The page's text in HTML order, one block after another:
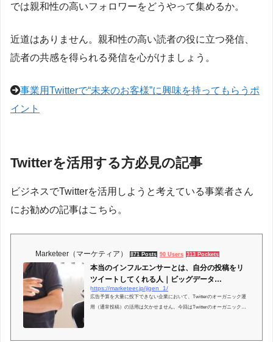
では親和性の高いフォロワーをどうやって集めるか。
近道はありません。親和性の高い読者の役に立つ発信、
読者の共感を得られる発信を心がけましょう。
事業用Twitterで“未来のお客様”に興味を持ってもらうポ
イント
Twitterを活用する方必見の記事
ビジネスでTwitterを活用しようと考えている事業者さん
にお勧めの記事はこちら。
Marketeer（マーケティア） 871 Posts 90 Users 313 Pockets
本当のインフルエンサーとは、自分の投稿をリ
ツイートしてくれる人｜ビッグデータ…
https://marketeer.jp/jigen_1/
広告予算を大量に投下できない企業において、Twitterのオーガニック運
用（通常投稿）の活用は欠かせません。今回はTwitterのオーガニック運